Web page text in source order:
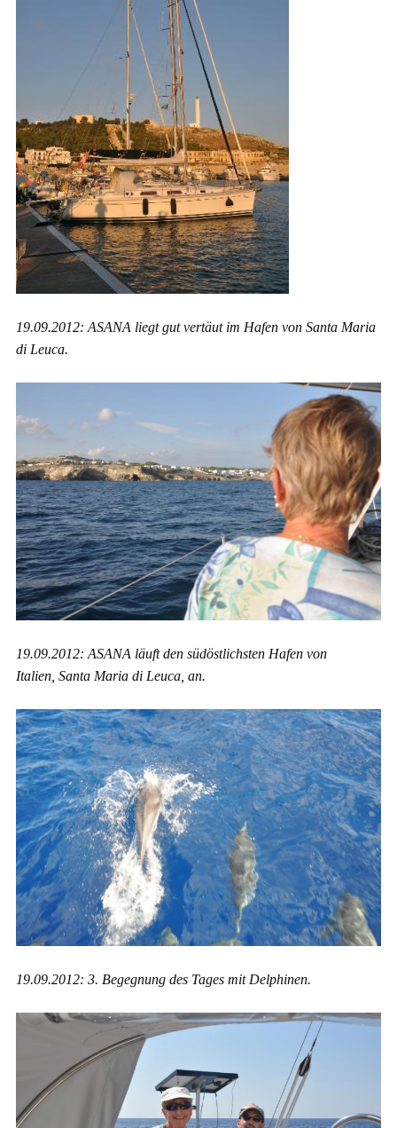
19.09.2012: ASANA liegt gut vertäut im Hafen von Santa Maria
di Leuca.
19.09.2012: ASANA läuft den südöstlichsten Hafen von
Italien, Santa Maria di Leuca, an.
19.09.2012: 3. Begegnung des Tages mit Delphinen.